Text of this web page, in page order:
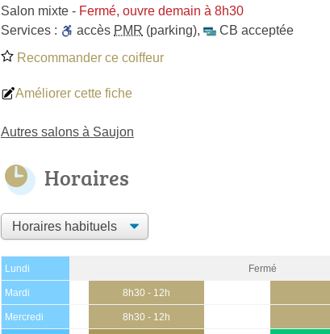
Salon mixte - Fermé, ouvre demain à 8h30
Services :
accès PMR (parking),
CB acceptée
Recommander ce coiffeur
Améliorer cette fiche
Autres salons à Saujon
Horaires
Lundi Fermé
Mardi 8h30 - 12h
Mercredi 8h30 - 12h